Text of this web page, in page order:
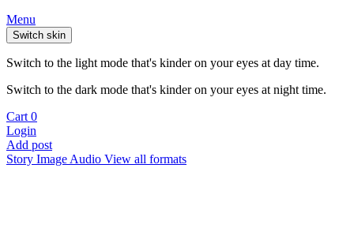
Menu
Switch skin
Switch to the light mode that's kinder on your eyes at day time.
Switch to the dark mode that's kinder on your eyes at night time.
Cart 0
Login
Add post
Story Image Audio View all formats